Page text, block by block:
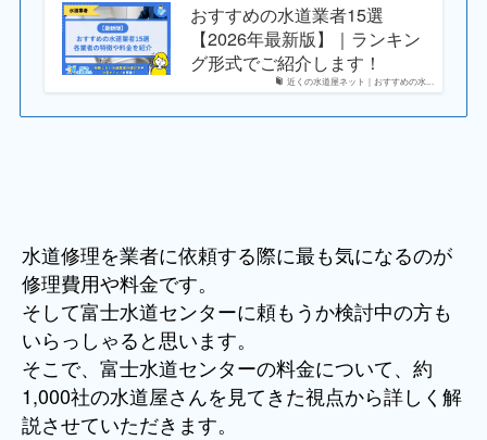
近くの水道屋ネット｜おすすめの水...
おすすめの水道業者15選
【2026年最新版】｜ランキン
グ形式でご紹介します！
水道修理を業者に依頼する際に最も気になるのが
修理費用や料金です。
そして富士水道センターに頼もうか検討中の方も
いらっしゃると思います。
そこで、富士水道センターの料金について、約
1,000社の水道屋さんを見てきた視点から詳しく解
説させていただきます。